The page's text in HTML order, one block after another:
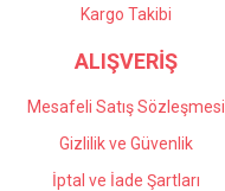
Gönder
Kargo Takibi
ALIŞVERİŞ
Mesafeli Satış Sözleşmesi
Gizlilik ve Güvenlik
İptal ve İade Şartları